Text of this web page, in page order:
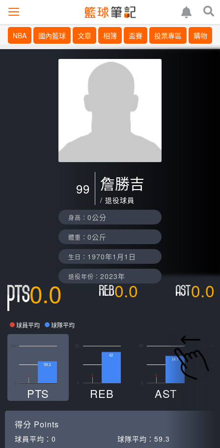
NBA 國內籃球 文章 相簿 盃賽 投票專區 購物
99 詹勝吉
/ 退役球員
身高： 0公分
體重： 0公斤
生日： 1970年1月1日
退役年份： 2023年
0.0 0.0 0.0
球員平均 球隊平均
0
59.3
PTS
50
0
42
REB
20
0
14.7
AST
得分 Points
球員平均： 0 球隊平均： 59.3